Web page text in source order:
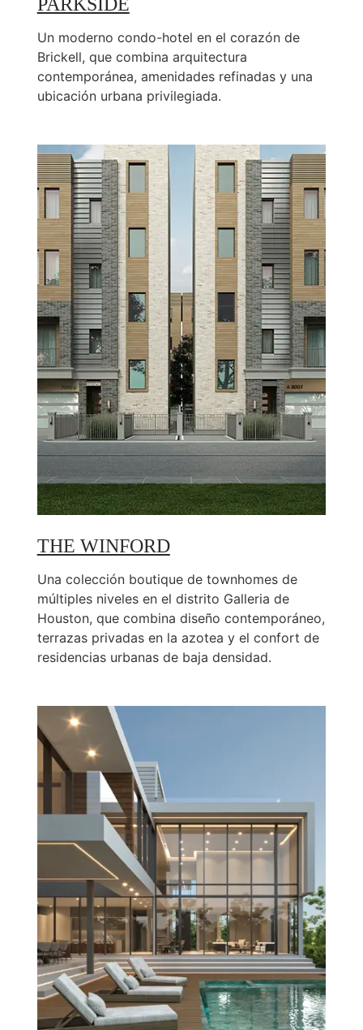
PARKSIDE
Un moderno condo-hotel en el corazón de
Brickell, que combina arquitectura
contemporánea, amenidades refinadas y una
ubicación urbana privilegiada.
THE WINFORD
Una colección boutique de townhomes de
múltiples niveles en el distrito Galleria de
Houston, que combina diseño contemporáneo,
terrazas privadas en la azotea y el confort de
residencias urbanas de baja densidad.